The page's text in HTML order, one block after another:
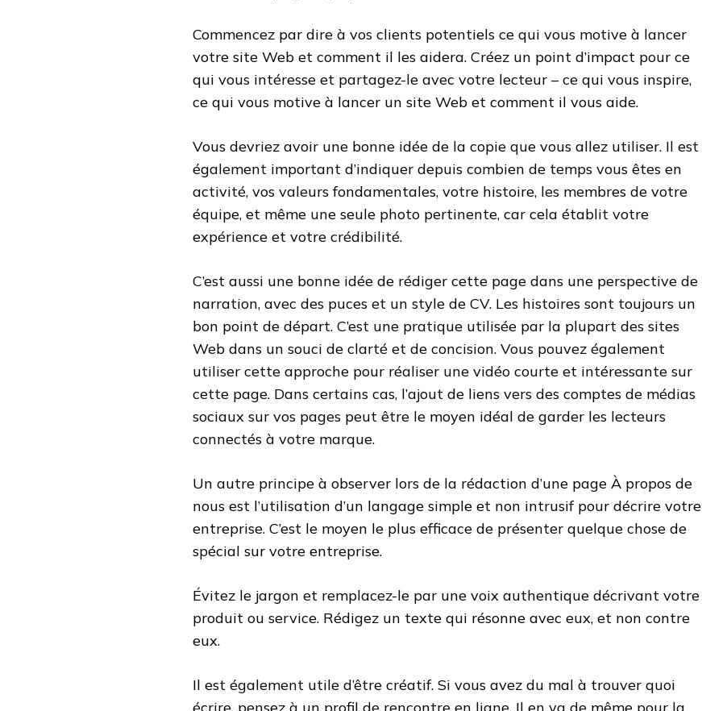
Commencez par dire à vos clients potentiels ce qui vous motive à lancer
votre site Web et comment il les aidera. Créez un point d’impact pour ce
qui vous intéresse et partagez-le avec votre lecteur – ce qui vous inspire,
ce qui vous motive à lancer un site Web et comment il vous aide.
Vous devriez avoir une bonne idée de la copie que vous allez utiliser. Il est
également important d’indiquer depuis combien de temps vous êtes en
activité, vos valeurs fondamentales, votre histoire, les membres de votre
équipe, et même une seule photo pertinente, car cela établit votre
expérience et votre crédibilité.
C’est aussi une bonne idée de rédiger cette page dans une perspective de
narration, avec des puces et un style de CV. Les histoires sont toujours un
bon point de départ. C’est une pratique utilisée par la plupart des sites
Web dans un souci de clarté et de concision. Vous pouvez également
utiliser cette approche pour réaliser une vidéo courte et intéressante sur
cette page. Dans certains cas, l’ajout de liens vers des comptes de médias
sociaux sur vos pages peut être le moyen idéal de garder les lecteurs
connectés à votre marque.
Un autre principe à observer lors de la rédaction d’une page À propos de
nous est l’utilisation d’un langage simple et non intrusif pour décrire votre
entreprise. C’est le moyen le plus efficace de présenter quelque chose de
spécial sur votre entreprise.
Évitez le jargon et remplacez-le par une voix authentique décrivant votre
produit ou service. Rédigez un texte qui résonne avec eux, et non contre
eux.
Il est également utile d’être créatif. Si vous avez du mal à trouver quoi
écrire, pensez à un profil de rencontre en ligne. Il en va de même pour la